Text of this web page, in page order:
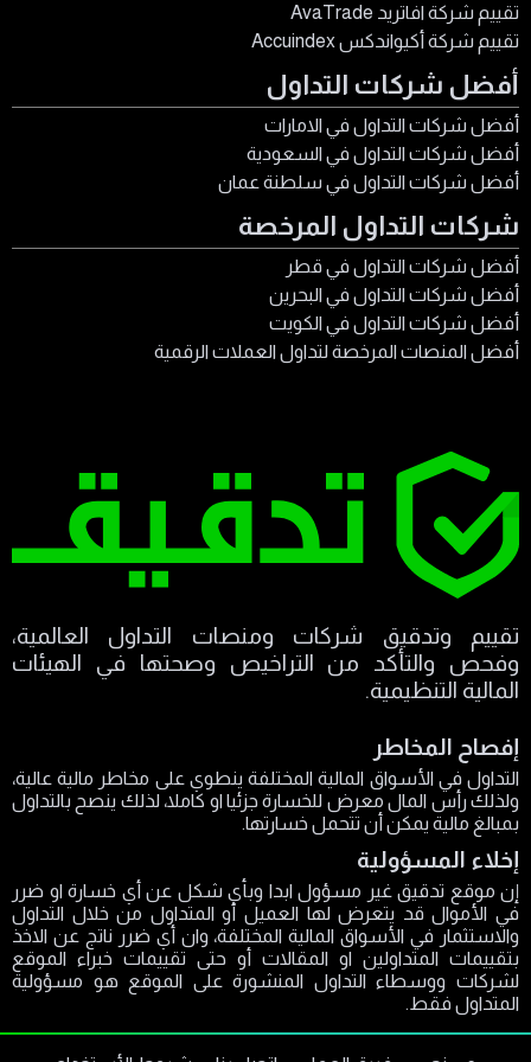
تقييم شركة افاتريد AvaTrade
تقييم شركة أكيواندكس Accuindex
أفضل شركات التداول
أفضل شركات التداول في الامارات
أفضل شركات التداول في السعودية
أفضل شركات التداول في سلطنة عمان
شركات التداول المرخصة
أفضل شركات التداول في قطر
أفضل شركات التداول في البحرين
أفضل شركات التداول في الكويت
أفضل المنصات المرخصة لتداول العملات الرقمية
تقييم وتدقيق شركات ومنصات التداول العالمية،
وفحص والتأكد من التراخيص وصحتها في الهيئات
المالية التنظيمية.
إفصاح المخاطر
التداول في الأسواق المالية المختلفة ينطوي على مخاطر مالية عالية،
ولذلك رأس المال معرض للخسارة جزئيا او كاملا، لذلك ينصح بالتداول
بمبالغ مالية يمكن أن تتحمل خسارتها.
إخلاء المسؤولية
إن موقع تدقيق غير مسؤول ابدا وبأي شكل عن أي خسارة او ضرر
في الأموال قد يتعرض لها العميل أو المتداول من خلال التداول
والاستثمار في الأسواق المالية المختلفة، وان أي ضرر ناتج عن الاخذ
بتقييمات المتداولين او المقالات أو حتى تقييمات خبراء الموقع
لشركات ووسطاء التداول المنشورة على الموقع هو مسؤولية
المتداول فقط.